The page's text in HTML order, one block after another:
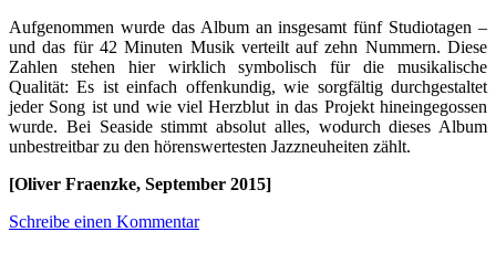
Aufgenommen wurde das Album an insgesamt fünf Studiotagen –
und das für 42 Minuten Musik verteilt auf zehn Nummern. Diese
Zahlen stehen hier wirklich symbolisch für die musikalische
Qualität: Es ist einfach offenkundig, wie sorgfältig durchgestaltet
jeder Song ist und wie viel Herzblut in das Projekt hineingegossen
wurde. Bei Seaside stimmt absolut alles, wodurch dieses Album
unbestreitbar zu den hörenswertesten Jazzneuheiten zählt.
[Oliver Fraenzke, September 2015]
Schreibe einen Kommentar